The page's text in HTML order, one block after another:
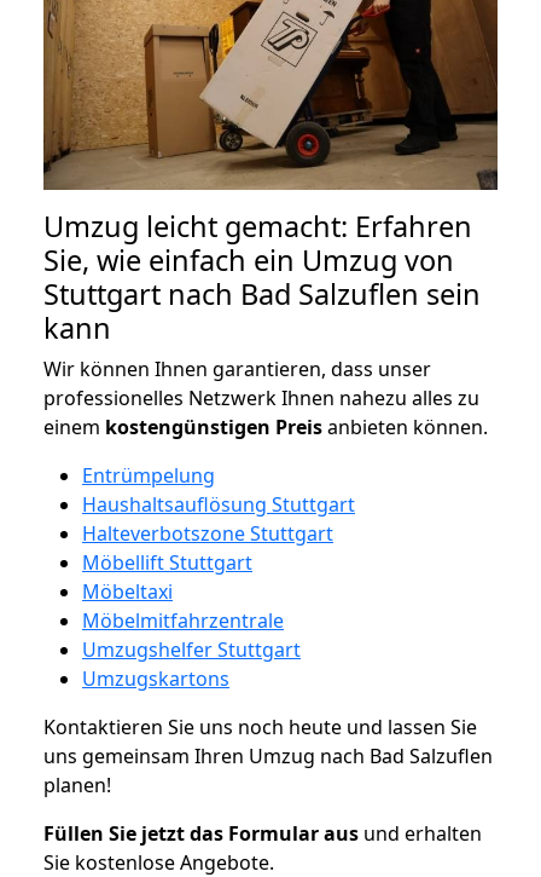
Umzug leicht gemacht: Erfahren
Sie, wie einfach ein Umzug von
Stuttgart nach Bad Salzuflen sein
kann
Wir können Ihnen garantieren, dass unser
professionelles Netzwerk Ihnen nahezu alles zu
einem kostengünstigen Preisanbieten können.
Entrümpelung
Haushaltsauflösung Stuttgart
Halteverbotszone Stuttgart
Möbellift Stuttgart
Möbeltaxi
Möbelmitfahrzentrale
Umzugshelfer Stuttgart
Umzugskartons
Kontaktieren Sie uns noch heute und lassen Sie
uns gemeinsam Ihren Umzug nach Bad Salzuflen
planen!
Füllen Sie jetzt das Formular aus und erhalten
Sie kostenlose Angebote.